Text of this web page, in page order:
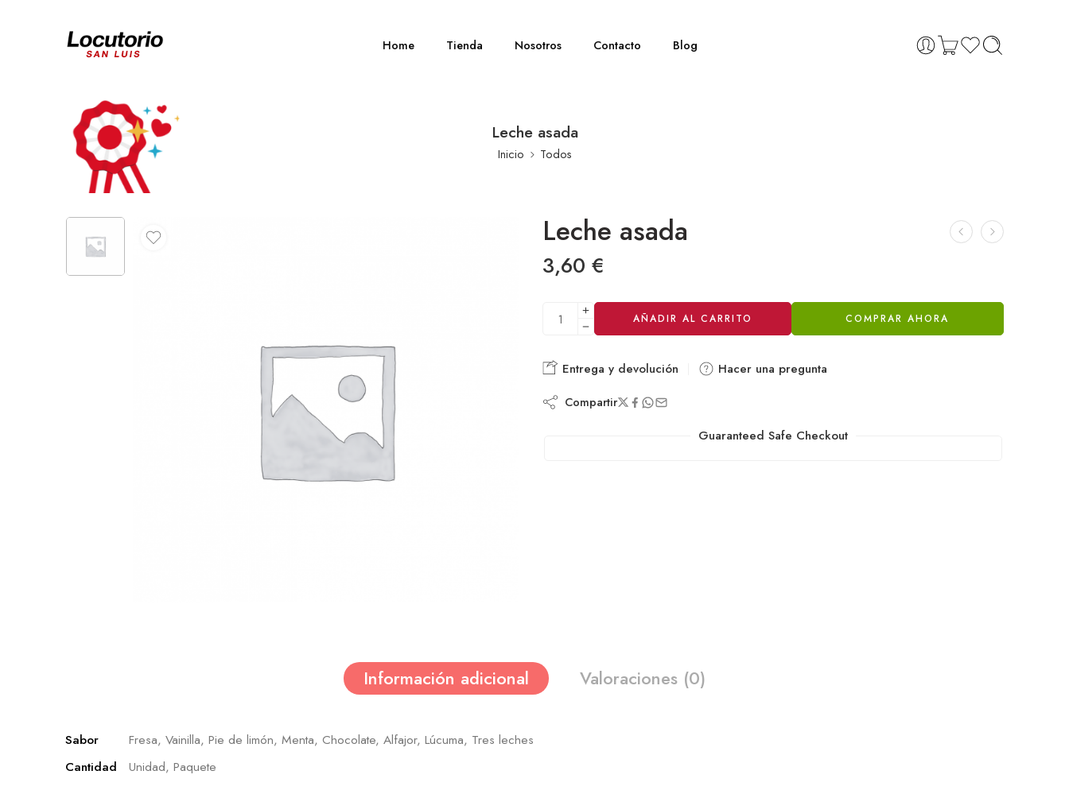
Home Tienda Nosotros Contacto Blog
Leche asada
Inicio Todos
Leche asada
3,60 €
AÑADIR AL CARRITO COMPRAR AHORA
Alternative:
Entrega y devolución Hacer una pregunta
Compartir
Guaranteed Safe Checkout
Información adicional Valoraciones (0)
Sabor
Fresa, Vainilla, Pie de limón, Menta, Chocolate, Alfajor, Lúcuma, Tres leches
Cantidad
Unidad, Paquete